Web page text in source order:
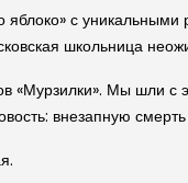
с
школьница
Мы шли с
внезапную